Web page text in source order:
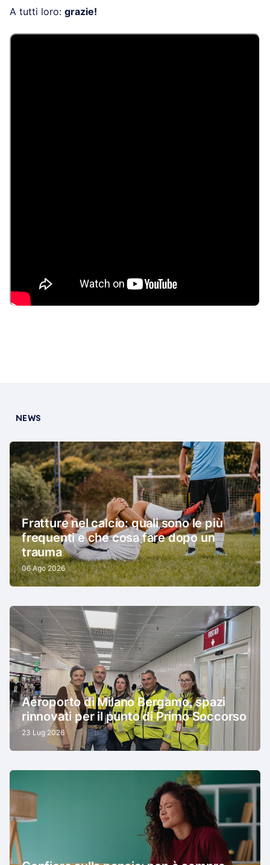
A tutti loro: grazie!
NEWS
Fratture nel calcio: quali sono le più
frequenti e che cosa fare dopo un
trauma
06 Ago 2026
Aeroporto di Milano Bergamo, spazi
rinnovati per il punto di Primo Soccorso
23 Lug 2026